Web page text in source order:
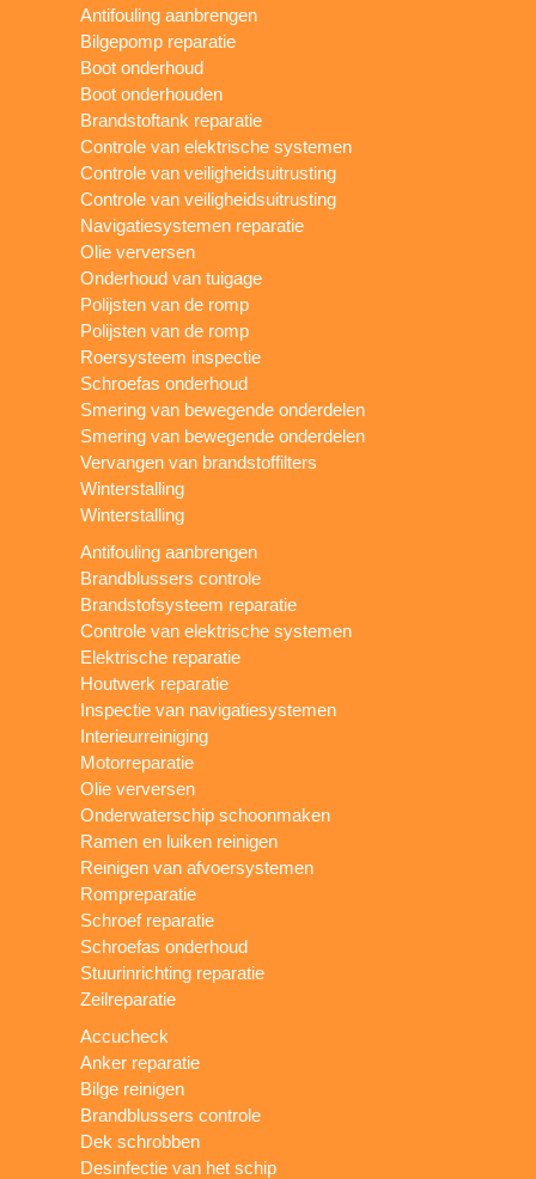
Antifouling aanbrengen
Bilgepomp reparatie
Boot onderhoud
Boot onderhouden
Brandstoftank reparatie
Controle van elektrische systemen
Controle van veiligheidsuitrusting
Controle van veiligheidsuitrusting
Navigatiesystemen reparatie
Olie verversen
Onderhoud van tuigage
Polijsten van de romp
Polijsten van de romp
Roersysteem inspectie
Schroefas onderhoud
Smering van bewegende onderdelen
Smering van bewegende onderdelen
Vervangen van brandstoffilters
Winterstalling
Winterstalling
Antifouling aanbrengen
Brandblussers controle
Brandstofsysteem reparatie
Controle van elektrische systemen
Elektrische reparatie
Houtwerk reparatie
Inspectie van navigatiesystemen
Interieurreiniging
Motorreparatie
Olie verversen
Onderwaterschip schoonmaken
Ramen en luiken reinigen
Reinigen van afvoersystemen
Rompreparatie
Schroef reparatie
Schroefas onderhoud
Stuurinrichting reparatie
Zeilreparatie
Accucheck
Anker reparatie
Bilge reinigen
Brandblussers controle
Dek schrobben
Desinfectie van het schip